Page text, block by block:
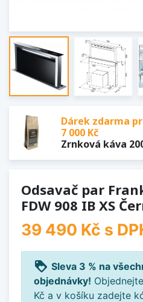
Dárek zdarma
7 000 Kč
Zrnková káva
Odsavač par
FDW 908 IB XS
39 490 Kč s
loyalty Sleva 3 % na
objednávky!
Kč a v košíku zadejte